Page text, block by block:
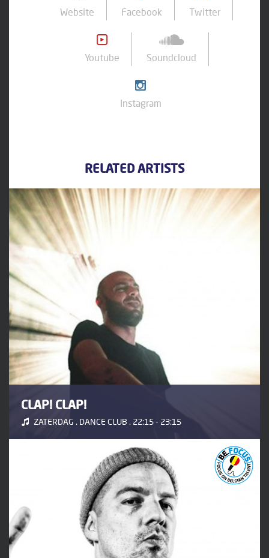
Website Facebook Twitter
Youtube Soundcloud
Instagram
RELATED ARTISTS
CLAP! CLAP!
ZATERDAG . DANCE CLUB . 22:15 - 23:15